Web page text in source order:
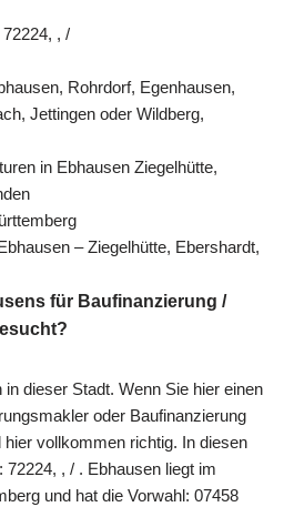
, /
Rohrdorf, Egenhausen,
Jettingen oder Wildberg,
in Ebhausen Ziegelhütte,
– Ziegelhütte, Ebershardt,
für Baufinanzierung /
dieser Stadt. Wenn Sie hier einen
oder Baufinanzierung
vollkommen richtig. In diesen
, / . Ebhausen liegt im
und hat die Vorwahl: 07458